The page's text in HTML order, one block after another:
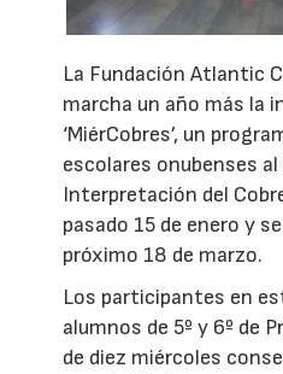
La Fundación Atlantic
marcha un año más la
‘MiérCobres’, un
escolares onubenses
Interpretación del
pasado 15 de enero y
próximo 18 de marzo.
Los participantes en
alumnos de 5º y 6º de
de diez miércoles